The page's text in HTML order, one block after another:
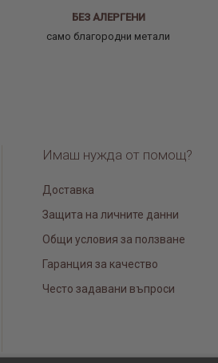
БЕЗ АЛЕРГЕНИ
само благородни метали
Имаш нужда от помощ?
Доставка
Защита на личните данни
Общи условия за ползване
Гаранция за качество
Често задавани въпроси